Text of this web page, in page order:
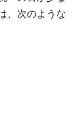
、次のような